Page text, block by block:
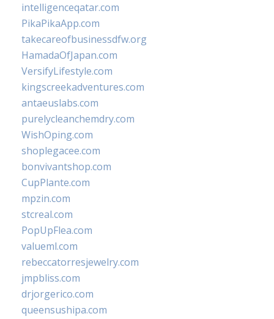
intelligenceqatar.com
PikaPikaApp.com
takecareofbusinessdfw.org
HamadaOfJapan.com
VersifyLifestyle.com
kingscreekadventures.com
antaeuslabs.com
purelycleanchemdry.com
WishOping.com
shoplegacee.com
bonvivantshop.com
CupPlante.com
mpzin.com
stcreal.com
PopUpFlea.com
valueml.com
rebeccatorresjewelry.com
jmpbliss.com
drjorgerico.com
queensushipa.com